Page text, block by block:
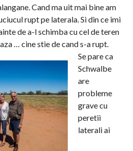
Cand ma uit mai bine am
rupt pe laterala. Si din ce imi
de a-l schimba cu cel de teren
… cine stie de cand s-a rupt.
Se pare ca
Schwalbe
are
probleme
grave cu
peretii
laterali ai